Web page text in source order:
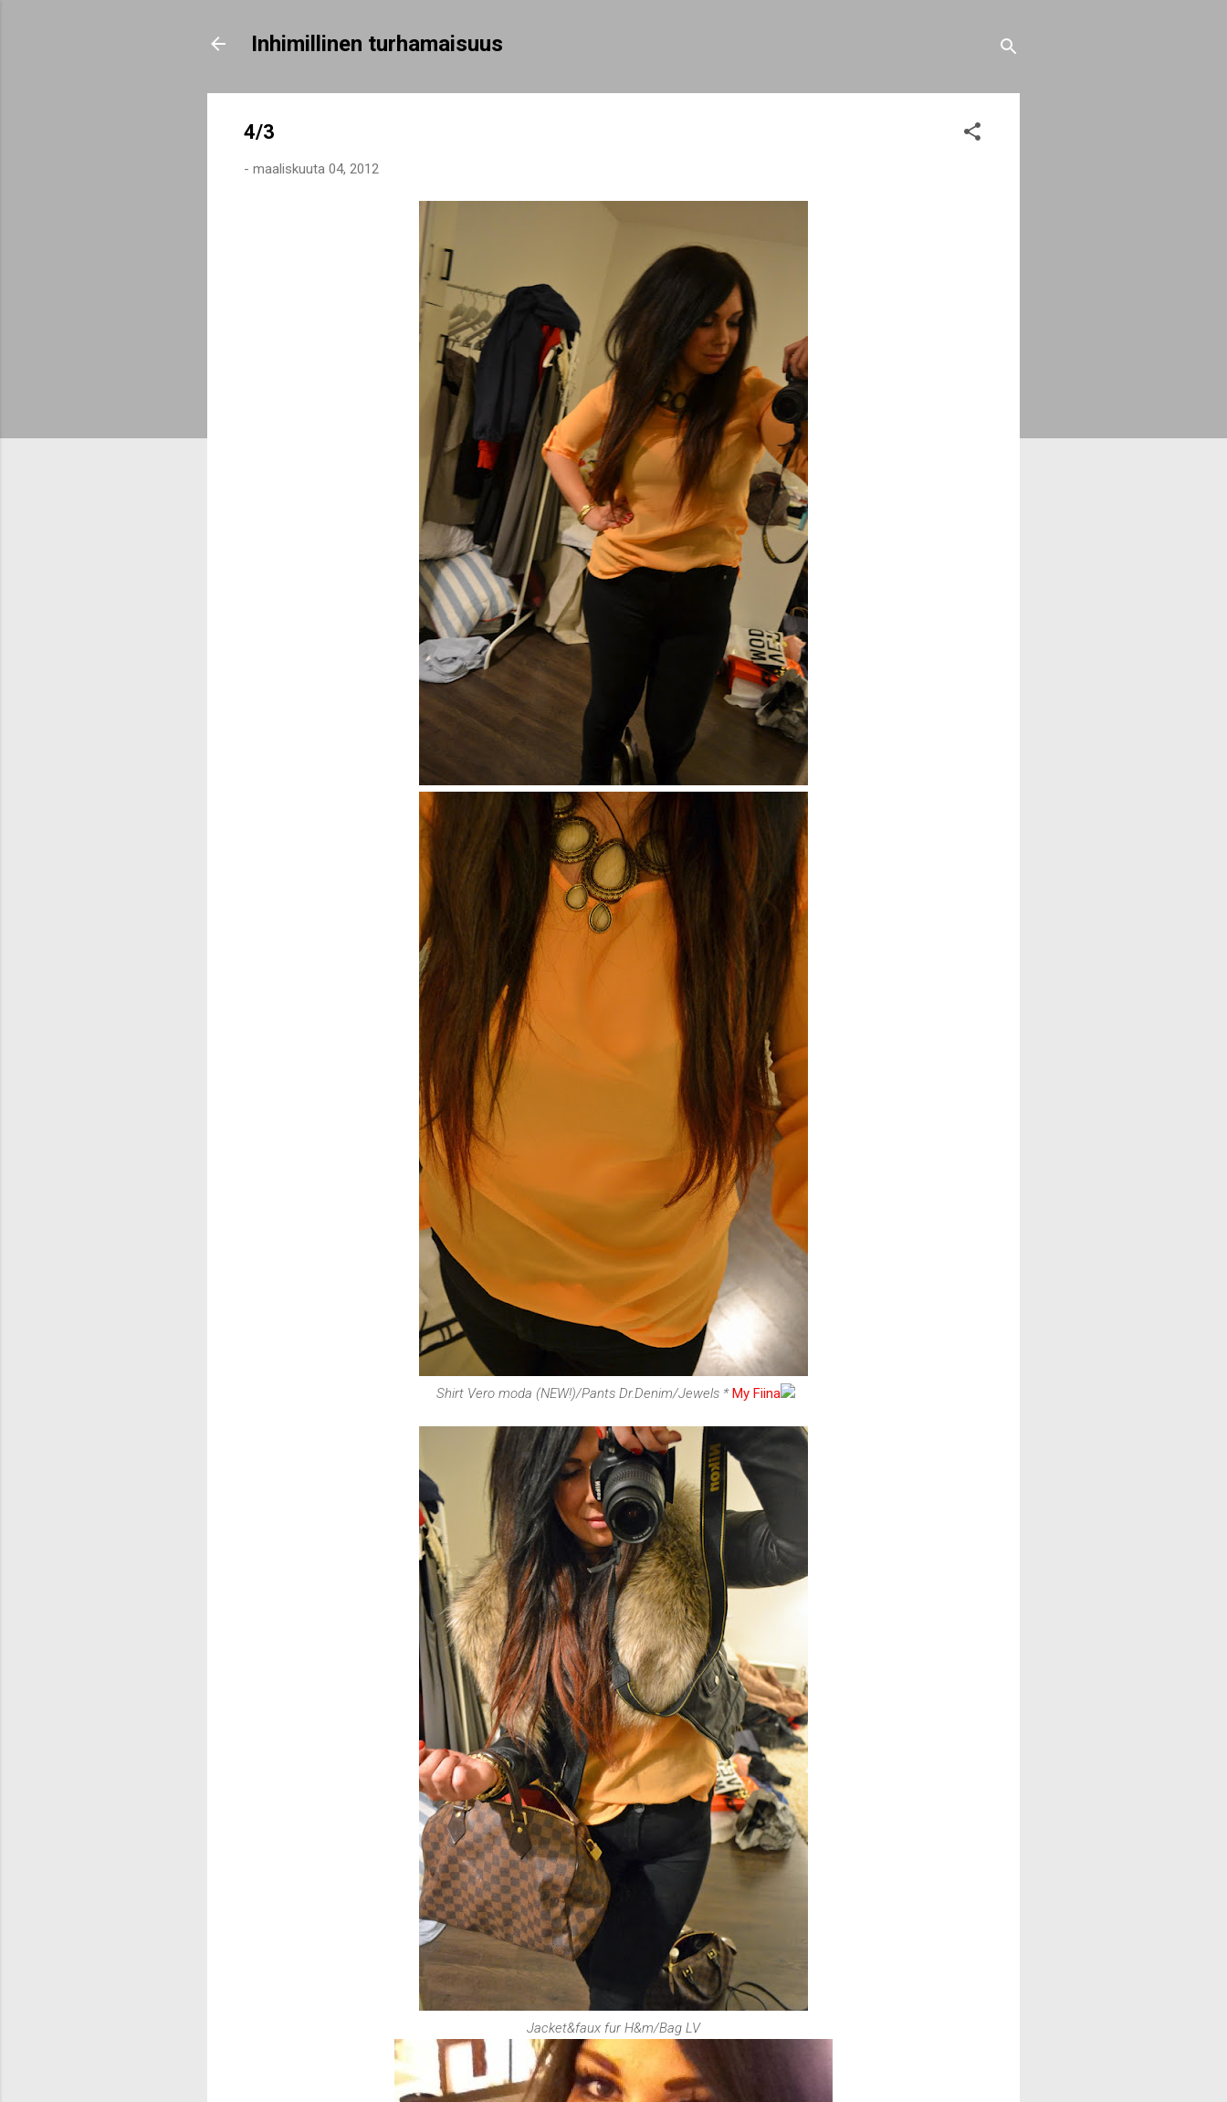
Inhimillinen turhamaisuus
4/3
- maaliskuuta 04, 2012
Shirt Vero moda (NEW!)/Pants Dr.Denim/Jewels * My Fiina
Jacket&faux fur H&m/Bag LV